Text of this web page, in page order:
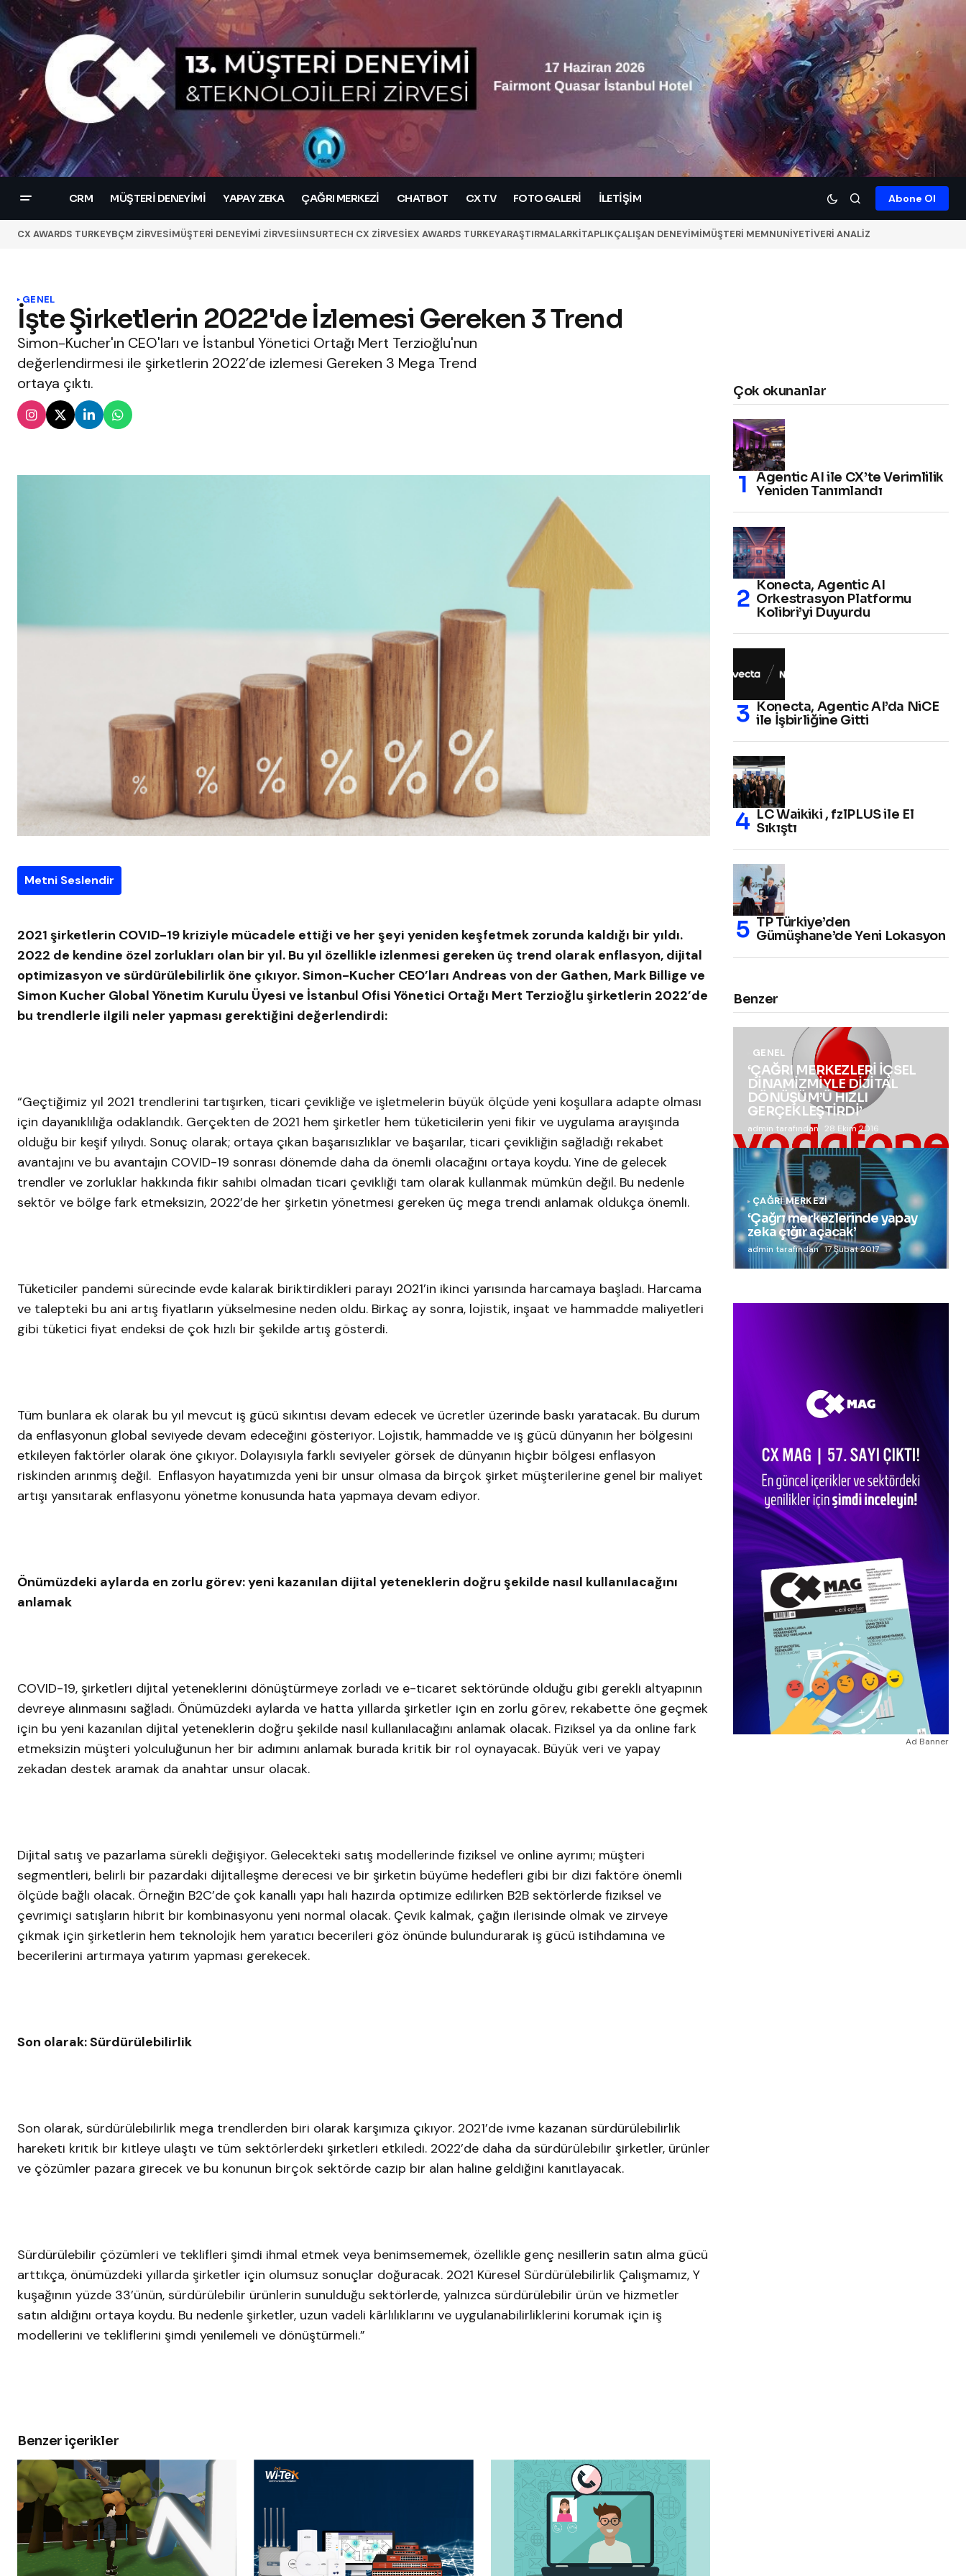
CRM MÜŞTERI DENEYIMI YAPAY ZEKA ÇAĞRI MERKEZI CHATBOT CX TV FOTO GALERİ İLETIŞIM Abone Ol
CX AWARDS TURKEYBÇM ZİRVESİMÜŞTERİ DENEYİMİ ZİRVESİINSURTECH CX ZİRVESİEX AWARDS TURKEYARAŞTIRMALARKİTAPLIKÇALIŞAN DENEYİMİMÜŞTERİ MEMNUNİYETİVERİ ANALİZ
GENEL
İşte Şirketlerin 2022'de İzlemesi Gereken 3 Trend
Simon-Kucher'ın CEO'ları ve İstanbul Yönetici Ortağı Mert Terzioğlu'nun
değerlendirmesi ile şirketlerin 2022’de izlemesi Gereken 3 Mega Trend
ortaya çıktı.
Metni Seslendir
2021 şirketlerin COVID-19 kriziyle mücadele ettiği ve her şeyi yeniden keşfetmek zorunda kaldığı bir yıldı.
2022 de kendine özel zorlukları olan bir yıl. Bu yıl özellikle izlenmesi gereken üç trend olarak enflasyon, dijital
optimizasyon ve sürdürülebilirlik öne çıkıyor. Simon-Kucher CEO’ları Andreas von der Gathen, Mark Billige ve
Simon Kucher Global Yönetim Kurulu Üyesi ve İstanbul Ofisi Yönetici Ortağı Mert Terzioğlu şirketlerin 2022’de
bu trendlerle ilgili neler yapması gerektiğini değerlendirdi:
“Geçtiğimiz yıl 2021 trendlerini tartışırken, ticari çevikliğe ve işletmelerin büyük ölçüde yeni koşullara adapte olması
için dayanıklılığa odaklandık. Gerçekten de 2021 hem şirketler hem tüketicilerin yeni fikir ve uygulama arayışında
olduğu bir keşif yılıydı. Sonuç olarak; ortaya çıkan başarısızlıklar ve başarılar, ticari çevikliğin sağladığı rekabet
avantajını ve bu avantajın COVID-19 sonrası dönemde daha da önemli olacağını ortaya koydu. Yine de gelecek
trendler ve zorluklar hakkında fikir sahibi olmadan ticari çevikliği tam olarak kullanmak mümkün değil. Bu nedenle
sektör ve bölge fark etmeksizin, 2022’de her şirketin yönetmesi gereken üç mega trendi anlamak oldukça önemli.
Tüketiciler pandemi sürecinde evde kalarak biriktirdikleri parayı 2021’in ikinci yarısında harcamaya başladı. Harcama
ve talepteki bu ani artış fiyatların yükselmesine neden oldu. Birkaç ay sonra, lojistik, inşaat ve hammadde maliyetleri
gibi tüketici fiyat endeksi de çok hızlı bir şekilde artış gösterdi.
Tüm bunlara ek olarak bu yıl mevcut iş gücü sıkıntısı devam edecek ve ücretler üzerinde baskı yaratacak. Bu durum
da enflasyonun global seviyede devam edeceğini gösteriyor. Lojistik, hammadde ve iş gücü dünyanın her bölgesini
etkileyen faktörler olarak öne çıkıyor. Dolayısıyla farklı seviyeler görsek de dünyanın hiçbir bölgesi enflasyon
riskinden arınmış değil. Enflasyon hayatımızda yeni bir unsur olmasa da birçok şirket müşterilerine genel bir maliyet
artışı yansıtarak enflasyonu yönetme konusunda hata yapmaya devam ediyor.
Önümüzdeki aylarda en zorlu görev: yeni kazanılan dijital yeteneklerin doğru şekilde nasıl kullanılacağını
anlamak
COVID-19, şirketleri dijital yeteneklerini dönüştürmeye zorladı ve e-ticaret sektöründe olduğu gibi gerekli altyapının
devreye alınmasını sağladı. Önümüzdeki aylarda ve hatta yıllarda şirketler için en zorlu görev, rekabette öne geçmek
için bu yeni kazanılan dijital yeteneklerin doğru şekilde nasıl kullanılacağını anlamak olacak. Fiziksel ya da online fark
etmeksizin müşteri yolculuğunun her bir adımını anlamak burada kritik bir rol oynayacak. Büyük veri ve yapay
zekadan destek aramak da anahtar unsur olacak.
Dijital satış ve pazarlama sürekli değişiyor. Gelecekteki satış modellerinde fiziksel ve online ayrımı; müşteri
segmentleri, belirli bir pazardaki dijitalleşme derecesi ve bir şirketin büyüme hedefleri gibi bir dizi faktöre önemli
ölçüde bağlı olacak. Örneğin B2C’de çok kanallı yapı hali hazırda optimize edilirken B2B sektörlerde fiziksel ve
çevrimiçi satışların hibrit bir kombinasyonu yeni normal olacak. Çevik kalmak, çağın ilerisinde olmak ve zirveye
çıkmak için şirketlerin hem teknolojik hem yaratıcı becerileri göz önünde bulundurarak iş gücü istihdamına ve
becerilerini artırmaya yatırım yapması gerekecek.
Son olarak: Sürdürülebilirlik
Son olarak, sürdürülebilirlik mega trendlerden biri olarak karşımıza çıkıyor. 2021’de ivme kazanan sürdürülebilirlik
hareketi kritik bir kitleye ulaştı ve tüm sektörlerdeki şirketleri etkiledi. 2022’de daha da sürdürülebilir şirketler, ürünler
ve çözümler pazara girecek ve bu konunun birçok sektörde cazip bir alan haline geldiğini kanıtlayacak.
Sürdürülebilir çözümleri ve teklifleri şimdi ihmal etmek veya benimsememek, özellikle genç nesillerin satın alma gücü
arttıkça, önümüzdeki yıllarda şirketler için olumsuz sonuçlar doğuracak. 2021 Küresel Sürdürülebilirlik Çalışmamız, Y
kuşağının yüzde 33’ünün, sürdürülebilir ürünlerin sunulduğu sektörlerde, yalnızca sürdürülebilir ürün ve hizmetler
satın aldığını ortaya koydu. Bu nedenle şirketler, uzun vadeli kârlılıklarını ve uygulanabilirliklerini korumak için iş
modellerini ve tekliflerini şimdi yenilemeli ve dönüştürmeli.”
Benzer içerikler
Çok okunanlar
Agentic AI ile CX’te Verimlilik
Yeniden Tanımlandı
Konecta, Agentic AI
Orkestrasyon Platformu
Kolibri’yi Duyurdu
Konecta, Agentic AI’da NiCE
ile İşbirliğine Gitti
LC Waikiki , fzlPLUS ile El
Sıkıştı
TP Türkiye’den
Gümüşhane’de Yeni Lokasyon
Benzer
GENEL
‘ÇAĞRI MERKEZLERİ İÇSEL
DİNAMİZMİYLE DİJİTAL
DÖNÜŞÜM’Ü HIZLI
GERÇEKLEŞTİRDİ’
admin tarafından 28 Ekim 2016
ÇAĞRI MERKEZI
‘Çağrı merkezlerinde yapay
zeka çığır açacak’
admin tarafından 17 Şubat 2017
Ad Banner